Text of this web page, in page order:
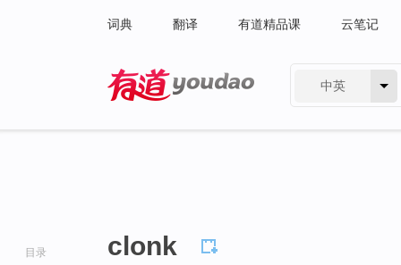
词典 翻译 有道精品课 云笔记
中英
目录 clonk